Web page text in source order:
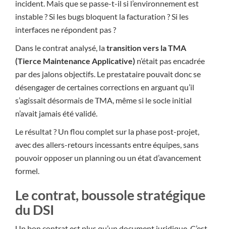
incident. Mais que se passe-t-il si l’environnement est
instable ? Si les bugs bloquent la facturation ? Si les
interfaces ne répondent pas ?
Dans le contrat analysé, latransition vers la TMA
(Tierce Maintenance Applicative) n’était pas encadrée
par des jalons objectifs. Le prestataire pouvait donc se
désengager de certaines corrections en arguant qu’il
s’agissait désormais de TMA, même si le socle initial
n’avait jamais été validé.
Le résultat ? Un flou complet sur la phase post-projet,
avec des allers-retours incessants entre équipes, sans
pouvoir opposer un planning ou un état d’avancement
formel.
Le contrat, boussole stratégique
du DSI